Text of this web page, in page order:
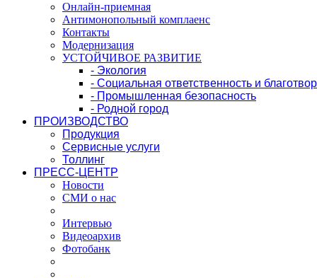
Онлайн-приемная
Антимонопольный комплаенс
Контакты
Модернизация
УСТОЙЧИВОЕ РАЗВИТИЕ
- Экология
- Социальная ответственность и
- Промышленная безопасность
- Родной город
ПРОИЗВОДСТВО
Продукция
Сервисные услуги
Толлинг
ПРЕСС-ЦЕНТР
Новости
СМИ о нас
Интервью
Видеоархив
Фотобанк